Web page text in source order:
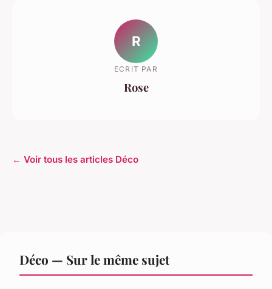
R
ECRIT PAR
Rose
← Voir tous les articles Déco
Déco — Sur le même sujet